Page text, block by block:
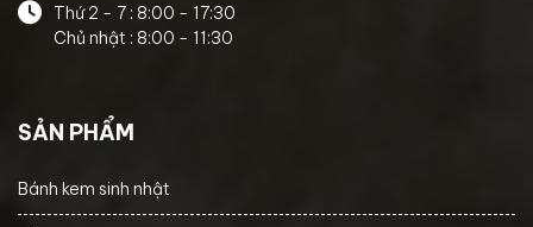
Thứ 2 - 7 : 8:00 - 17:30
Chủ nhật : 8:00 - 11:30
SẢN PHẨM
Bánh kem sinh nhật